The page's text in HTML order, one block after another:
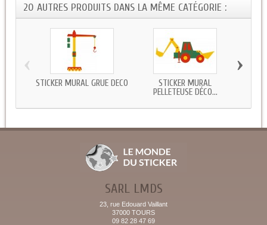
20 AUTRES PRODUITS DANS LA MÊME CATÉGORIE :
STICKER MURAL GRUE DECO
STICKER MURAL
PELLETEUSE DÉCO...
‹ ›
SARL LMDS
23, rue Edouard Vaillant
37000 TOURS
09 82 28 47 69